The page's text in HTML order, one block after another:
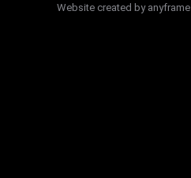
Website created by anyframe